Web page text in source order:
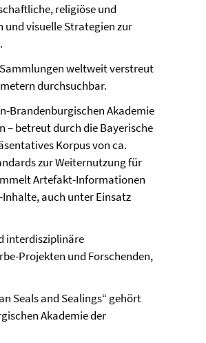
religiöse und
visuelle Strategien zur
weltweit verstreut
durchsuchbar.
Brandenburgischen Akademie
– betreut durch die Bayerische
Korpus von ca.
zur Weiternutzung für
Artefakt-Informationen
auch unter Einsatz
interdisziplinäre
Projekten und Forschenden,
Seals and Sealings“ gehört
Akademie der